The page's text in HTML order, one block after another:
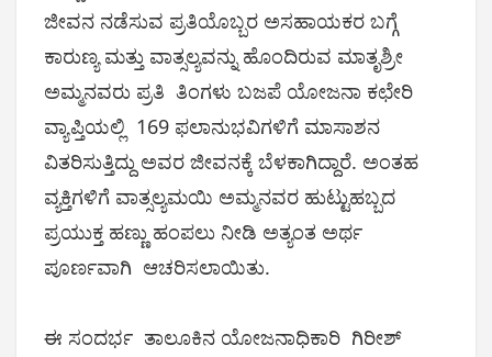
ಜೀವನ ನಡೆಸುವ ಪ್ರತಿಯೊಬ್ಬರ ಅಸಹಾಯಕರ ಬಗ್ಗೆ
ಕಾರುಣ್ಯ ಮತ್ತು ವಾತ್ಸಲ್ಯವನ್ನು ಹೊಂದಿರುವ ಮಾತೃಶ್ರೀ
ಅಮ್ಮನವರು ಪ್ರತಿ ತಿಂಗಳು ಬಜಪೆ ಯೋಜನಾ ಕಛೇರಿ
ವ್ಯಾಪ್ತಿಯಲ್ಲಿ 169 ಫಲಾನುಭವಿಗಳಿಗೆ ಮಾಸಾಶನ
ವಿತರಿಸುತ್ತಿದ್ದು ಅವರ ಜೀವನಕ್ಕೆ ಬೆಳಕಾಗಿದ್ದಾರೆ. ಅಂತಹ
ವ್ಯಕ್ತಿಗಳಿಗೆ ವಾತ್ಸಲ್ಯಮಯಿ ಅಮ್ಮನವರ ಹುಟ್ಟುಹಬ್ಬದ
ಪ್ರಯುಕ್ತ ಹಣ್ಣು ಹಂಪಲು ನೀಡಿ ಅತ್ಯಂತ ಅರ್ಥ
ಪೂರ್ಣವಾಗಿ ಆಚರಿಸಲಾಯಿತು.
ಈ ಸಂದರ್ಭ ತಾಲೂಕಿನ ಯೋಜನಾಧಿಕಾರಿ ಗಿರೀಶ್‌